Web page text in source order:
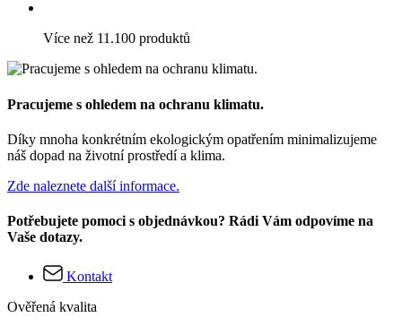
Více než 11.100 produktů
Pracujeme s ohledem na ochranu klimatu.
Díky mnoha konkrétním ekologickým opatřením minimalizujeme
náš dopad na životní prostředí a klima.
Zde naleznete další informace.
Potřebujete pomoci s objednávkou? Rádi Vám odpovíme na
Vaše dotazy.
Kontakt
Ověřená kvalita